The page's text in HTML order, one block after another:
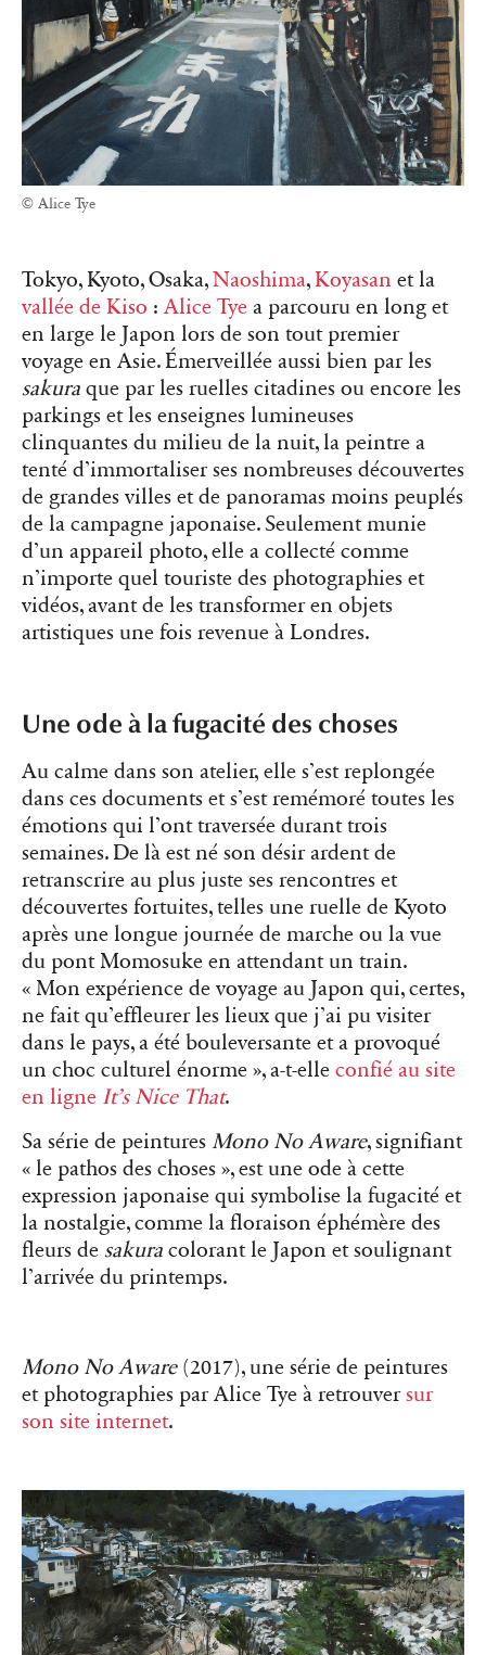
© Alice Tye
Tokyo, Kyoto, Osaka,Naoshima, Koyasan et la
vallée de Kiso : Alice Tye a parcouru en long et
en large le Japon lors de son tout premier
voyage en Asie. Émerveillée aussi bien par les
sakura que par les ruelles citadines ou encore les
parkings et les enseignes lumineuses
clinquantes du milieu de la nuit, la peintre a
tenté d’immortaliser ses nombreuses découvertes
de grandes villes et de panoramas moins peuplés
de la campagne japonaise. Seulement munie
d’un appareil photo, elle a collecté comme
n’importe quel touriste des photographies et
vidéos, avant de les transformer en objets
artistiques une fois revenue à Londres.
Une ode à la fugacité des choses
Au calme dans son atelier, elle s’est replongée
dans ces documents et s’est remémoré toutes les
émotions qui l’ont traversée durant trois
semaines. De là est né son désir ardent de
retranscrire au plus juste ses rencontres et
découvertes fortuites, telles une ruelle de Kyoto
après une longue journée de marche ou la vue
du pont Momosuke en attendant un train.
« Mon expérience de voyage au Japon qui, certes,
ne fait qu’effleurer les lieux que j’ai pu visiter
dans le pays, a été bouleversante et a provoqué
un choc culturel énorme », a-t-elle confié au site
en ligne It’s Nice That.
Sa série de peintures Mono No Aware, signifiant
« le pathos des choses », est une ode à cette
expression japonaise qui symbolise la fugacité et
la nostalgie, comme la floraison éphémère des
fleurs de sakura colorant le Japon et soulignant
l’arrivée du printemps.
Mono No Aware(2017), une série de peintures
et photographies par Alice Tye à retrouversur
son site internet.